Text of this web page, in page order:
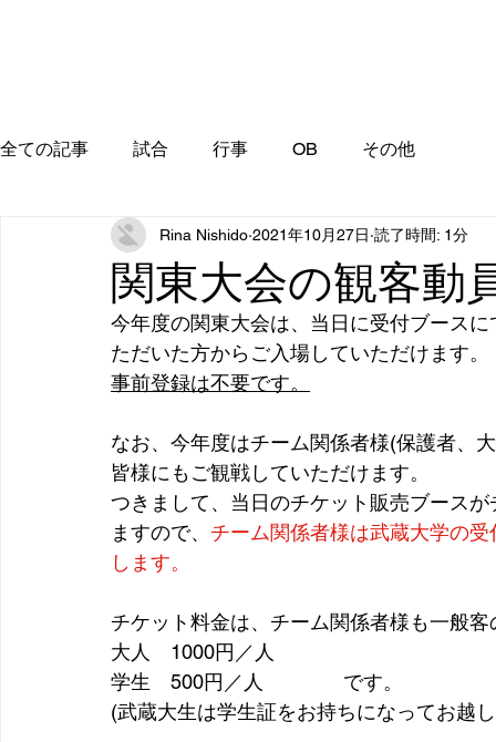
全ての記事 試合 行事 OB その他
関東大会の観客動
Rina Nishido 2021年10月27日 読了時間: 1分
今年度の関東大会は、当日に受付ブース
ただいた方からご入場していただけます。
事前登録は不要です。
なお、今年度はチーム関係者様(保護者、
皆様にもご観戦していただけます。
つきまして、当日のチケット販売ブース
ますので、 チーム関係者様は武蔵大学の
します。
チケット料金は、チーム関係者様も一般客
大人　1000円／人
学生　500円／人　　　　です。
(武蔵大生は学生証をお持ちになってお越